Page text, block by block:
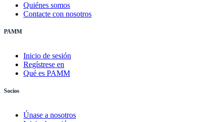
Quiénes somos
Contacte con nosotros
PAMM
Inicio de sesión
Regístrese en
Qué es PAMM
Socios
Únase a nosotros